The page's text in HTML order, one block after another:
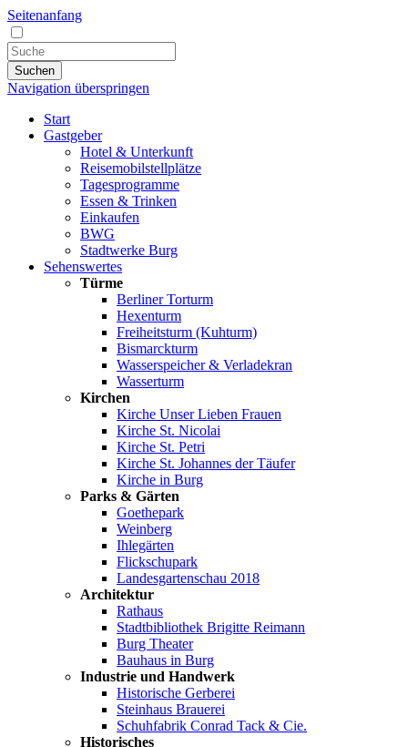
Seitenanfang
Suchen
Navigation überspringen
Start
Gastgeber
Hotel & Unterkunft
Reisemobilstellplätze
Tagesprogramme
Essen & Trinken
Einkaufen
BWG
Stadtwerke Burg
Sehenswertes
Türme
Berliner Torturm
Hexenturm
Freiheitsturm (Kuhturm)
Bismarckturm
Wasserspeicher & Verladekran
Wasserturm
Kirchen
Kirche Unser Lieben Frauen
Kirche St. Nicolai
Kirche St. Petri
Kirche St. Johannes der Täufer
Kirche in Burg
Parks & Gärten
Goethepark
Weinberg
Ihlegärten
Flickschupark
Landesgartenschau 2018
Architektur
Rathaus
Stadtbibliothek Brigitte Reimann
Burg Theater
Bauhaus in Burg
Industrie und Handwerk
Historische Gerberei
Steinhaus Brauerei
Schuhfabrik Conrad Tack & Cie.
Historisches